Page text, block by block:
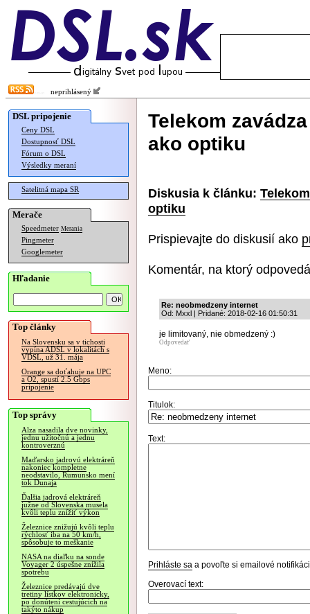
neprihlásený
DSL pripojenie
Ceny DSL
Dostupnosť DSL
Fórum o DSL
Výsledky meraní
Satelitná mapa SR
Merače
Speedmeter Merania
Pingmeter
Googlemeter
Hľadanie
Top články
Na Slovensku sa v tichosti
vypína ADSL v lokalitách s
VDSL, už 31. mája
Orange sa doťahuje na UPC
a O2, spustí 2.5 Gbps
pripojenie
Top správy
Alza nasadila dve novinky,
jednu užitočnú a jednu
kontroverznú
Maďarsko jadrovú elektráreň
nakoniec kompletne
neodstavilo, Rumunsko mení
tok Dunaja
Ďalšia jadrová elektráreň
južne od Slovenska musela
kvôli teplu znížiť výkon
Železnice znižujú kvôli teplu
rýchlosť iba na 50 km/h,
spôsobuje to meškanie
NASA na diaľku na sonde
Voyager 2 úspešne znížila
spotrebu
Železnice predávajú dve
tretiny lístkov elektronicky,
po donútení cestujúcich na
takýto nákup
Telekom
ako optiku
Diskusia k článku:
optiku
Prispievajte do diskusií ako
Komentár, na ktorý
Re: neobmedzeny internet
Od: Mxxl | Pridané: 2018-02-16 01:50:31
je limitovaný, nie obmedzený :)
Odpovedať
Meno:
Titulok:
Text:
Prihláste sa a povoľte si emailové
Overovací text: